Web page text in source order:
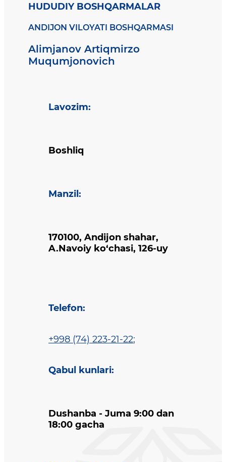
HUDUDIY BOSHQARMALAR
ANDIJON VILOYATI BOSHQARMASI
Alimjanov Artiqmirzo
Muqumjonovich
Lavozim:
Boshliq
Manzil :
170100, Andijon shahar,
A.Navoiy ko‘chasi, 126-uy
Telefon:
+998 (74) 223-21-22;
Qabul kunlari:
Dushanba - Juma 9:00 dan
18:00 gacha